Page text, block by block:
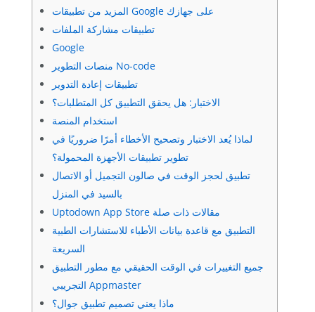
المزيد من تطبيقات Google على جهازك
تطبيقات مشاركة الملفات
Google
منصات التطوير No-code
تطبيقات إعادة التدوير
الاختبار: هل يحقق التطبيق كل المتطلبات؟
استخدام المنصة
لماذا يُعد الاختبار وتصحيح الأخطاء أمرًا ضروريًا في
تطوير تطبيقات الأجهزة المحمولة؟
تطبيق لحجز الوقت في صالون التجميل أو الاتصال
بالسيد في المنزل
Uptodown App Store مقالات ذات صلة
التطبيق مع قاعدة بيانات الأطباء للاستشارات الطبية
السريعة
جميع التغييرات في الوقت الحقيقي مع مطور التطبيق
التجريبي Appmaster
ماذا يعني تصميم تطبيق جوال؟